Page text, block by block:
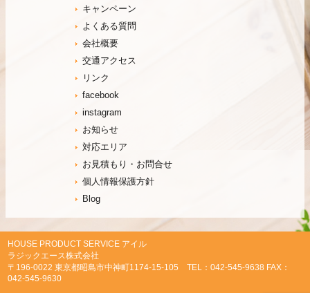
キャンペーン
よくある質問
会社概要
交通アクセス
リンク
facebook
instagram
お知らせ
対応エリア
お見積もり・お問合せ
個人情報保護方針
Blog
HOUSE PRODUCT SERVICE アイル
ラジックエース株式会社
〒196-0022 東京都昭島市中神町1174-15-105 TEL：042-545-9638 FAX：
042-545-9630